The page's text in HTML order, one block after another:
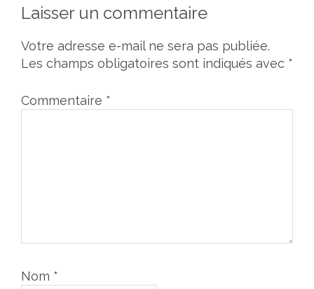
Laisser un commentaire
Votre adresse e-mail ne sera pas publiée.
Les champs obligatoires sont indiqués avec *
Commentaire *
Nom *